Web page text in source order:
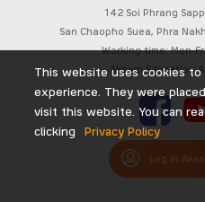
142 Soi Phrang
San Chaopho Suea, Phra
Working time: Mon-
Aksorn Education
Log in
This website uses cookies to
experience. They were
visit this website. You can
clicking
Privacy Policy